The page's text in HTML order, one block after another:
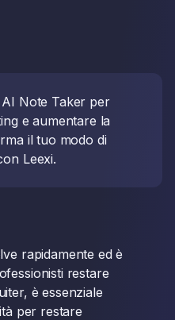
Note Taker per
e aumentare la
il tuo modo di
Leexi.
rapidamente ed è
restare
è essenziale
per restare